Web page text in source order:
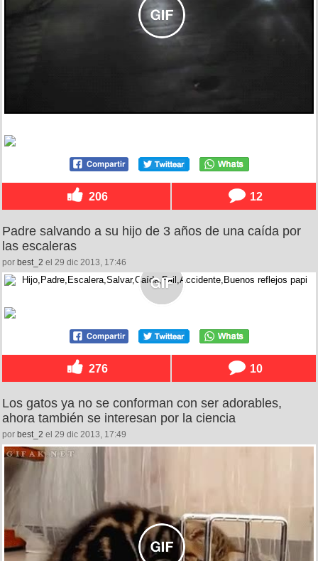
206 12
Padre salvando a su hijo de 3 años de una caída por
las escaleras
por best_2 el 29 dic 2013, 17:46
276 10
Los gatos ya no se conforman con ser adorables,
ahora también se interesan por la ciencia
por best_2 el 29 dic 2013, 17:49